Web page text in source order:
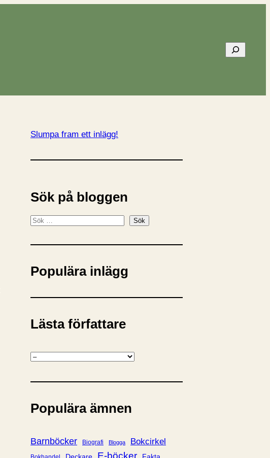
Sök
Slumpa fram ett inlägg!
Sök på bloggen
S
k
Sök
Populära inlägg
Lästa författare
K
t
g
i
Populära ämnen
Barnböcker Biografi Blogga Bokcirkel
E-böcker